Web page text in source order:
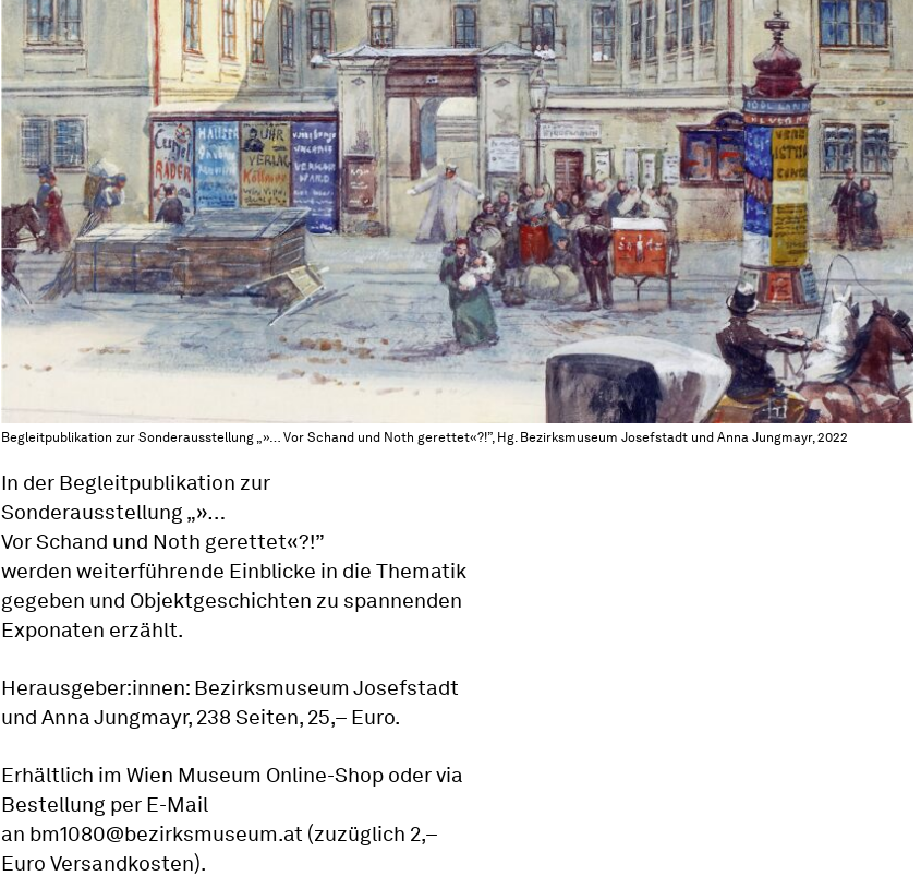
Begleitpublikation zur Sonderausstellung „»… Vor Schand und Noth gerettet«?!”, Hg. Bezirksmuseum Josefstadt und Anna Jungmayr, 2022
In der Begleitpublikation zur
Sonderausstellung „»…
Vor Schand und Noth gerettet«?!”
werden weiterführende Einblicke in die Thematik
gegeben und Objektgeschichten zu spannenden
Exponaten erzählt.
Herausgeber:innen: Bezirksmuseum Josefstadt
und Anna Jungmayr, 238 Seiten, 25,– Euro.
Erhältlich im Wien Museum Online-Shop oder via
Bestellung per E-Mail
an bm1080@bezirksmuseum.at (zuzüglich 2,–
Euro Versandkosten).